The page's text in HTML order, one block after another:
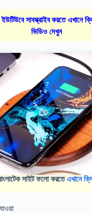
ইউটিউবে সাবস্ক্রাইব করতে এখানে
ভিডিও দেখুন
সাইট ফলো করতেএখানে